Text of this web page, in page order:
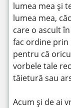
lumea mea și
lumea mea,
care o ascult
fac ordine prin
pentru că
vorbele tale
tăietură sau
Acum și de ai